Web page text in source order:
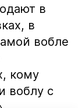
в
в
вобле
кому
воблу с